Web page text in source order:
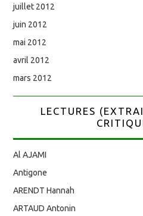
juillet 2012
juin 2012
mai 2012
avril 2012
mars 2012
LECTURES
Al AJAMI
Antigone
ARENDT Hannah
ARTAUD Antonin